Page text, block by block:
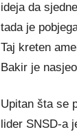
ideja da
tada je
Taj kreten
Bakir je
Upitan šta se
lider SNSD-a